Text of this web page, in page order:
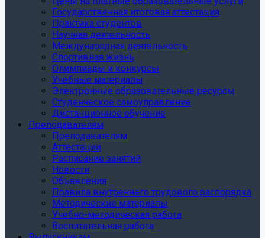
Государственная итоговая аттестация
Практика студентов
Научная деятельность
Международная деятельность
Спортивная жизнь
Олимпиады и конкурсы
Учебные материалы
Электронные образовательные ресурсы
Студенческое самоуправление
Дистанционное обучение
Преподавателям
Преподавателям
Аттестации
Расписание занятий
Новости
Объявления
Правила внутреннего трудового распорядка
Методические материалы
Учебно-методическая работа
Воспитательная работа